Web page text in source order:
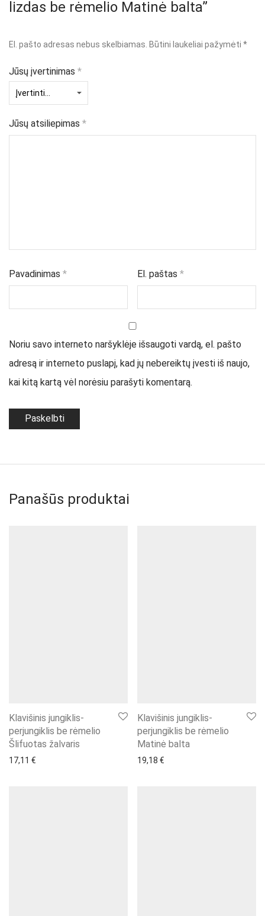
lizdas be rėmelio Matinė balta”
El. pašto adresas nebus skelbiamas. Būtini laukeliai pažymėti *
Jūsų įvertinimas *
Jūsų atsiliepimas *
Pavadinimas * El. paštas*
Noriu savo interneto naršyklėje išsaugoti vardą, el. pašto
adresą ir interneto puslapį, kad jų nebereiktų įvesti iš naujo,
kai kitą kartą vėl norėsiu parašyti komentarą.
Panašūs produktai
Klavišinis jungiklis-
perjungiklis be rėmelio
Šlifuotas žalvaris
17,11 €
Klavišinis jungiklis-
perjungiklis be rėmelio
Matinė balta
19,18 €